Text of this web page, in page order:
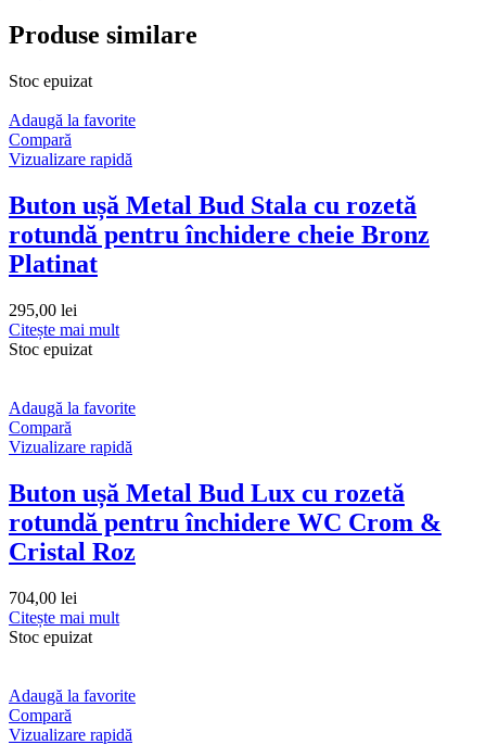
Produse similare
Stoc epuizat
Adaugă la favorite
Compară
Vizualizare rapidă
Buton ușă Metal Bud Stala cu rozetă
rotundă pentru închidere cheie Bronz
Platinat
295,00 lei
Citește mai mult
Stoc epuizat
Adaugă la favorite
Compară
Vizualizare rapidă
Buton ușă Metal Bud Lux cu rozetă
rotundă pentru închidere WC Crom &
Cristal Roz
704,00 lei
Citește mai mult
Stoc epuizat
Adaugă la favorite
Compară
Vizualizare rapidă